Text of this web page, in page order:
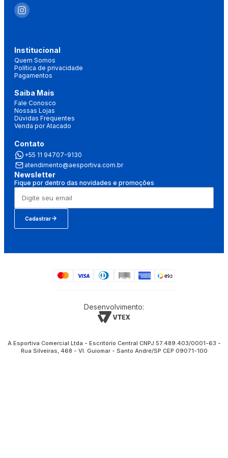
Institucional
Quem Somos
Política de privacidade
Pagamentos
Saiba Mais
Fale Conosco
Nossas Lojas
Dúvidas Frequentes
Venda por Atacado
Contato
+55 11 94707-9130
atendimento@aesportiva.com.br
Newsletter
Fique por dentro das novidades e promoções
Cadastrar
Desenvolvimento:
A Esportiva Comercial Ltda - Escritório Central CNPJ 57.489.403/0001-63 -
Rua Silveiras, 468 - Vl. Guiomar - Santo André/SP CEP 09071-100